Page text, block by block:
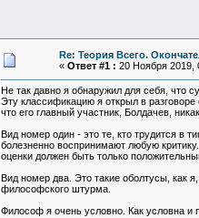
Re: Теория Всего.
« Ответ #1 : 20 Ноября 2019,
Не так давно я обнаружил для себя, что
Эту классификацию я открыл в
что его главный участник, Болдачев,
Вид номер один - это те, кто трудится
болезненно воспринимают любую
оценки должен быть только
Вид номер два. Это такие оболтусы, как
философского штурма.
Философ я очень условно. Как условна и